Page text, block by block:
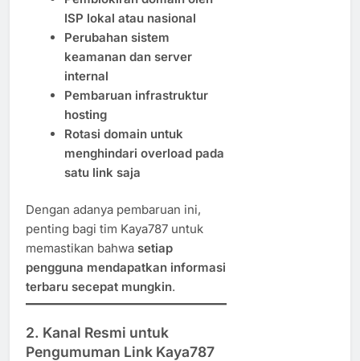
ISP lokal atau nasional
Perubahan sistem
keamanan dan server
internal
Pembaruan infrastruktur
hosting
Rotasi domain untuk
menghindari overload pada
satu link saja
Dengan adanya pembaruan ini,
penting bagi tim Kaya787 untuk
memastikan bahwa setiap
pengguna mendapatkan informasi
terbaru secepat mungkin.
2. Kanal Resmi untuk
Pengumuman Link Kaya787